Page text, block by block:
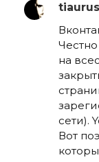
tiaurus
на
сети).
Вот